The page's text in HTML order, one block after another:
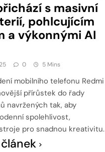
s masivní
pohlcujícím
a výkonnými AI
0 5 Mins
mobilního telefonu Redmi
přírůstek do řady
navržených tak, aby
spolehlivost,
pro snadnou kreativitu.